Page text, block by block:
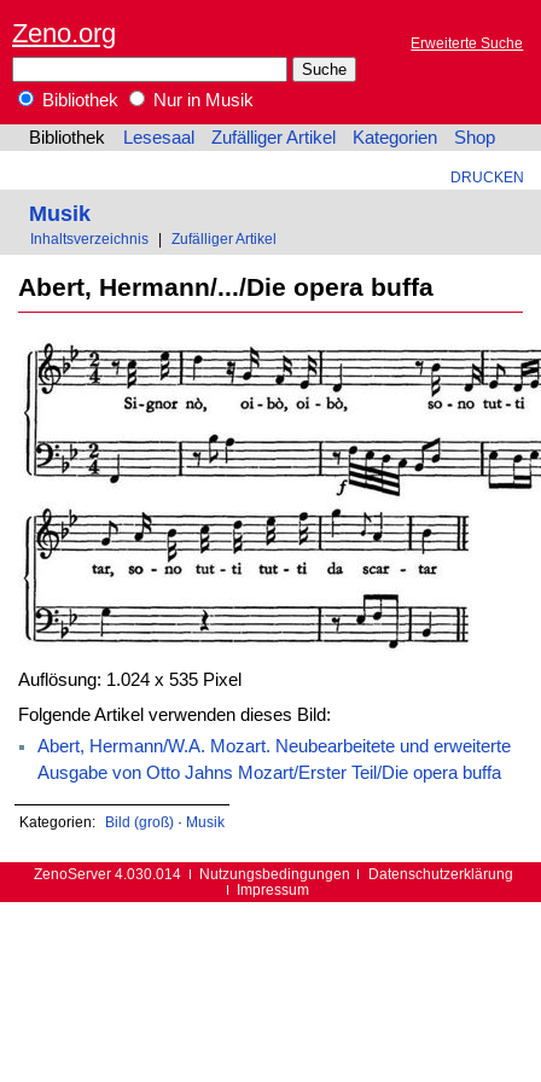
Zeno.org Erweiterte Suche
Bibliothek
Nur in Musik
Bibliothek
Lesesaal Zufälliger Artikel Kategorien Shop
DRUCKEN
Musik
Inhaltsverzeichnis Zufälliger Artikel
Abert, Hermann/.../Die opera buffa
Auflösung: 1.024 x 535 Pixel
Folgende Artikel verwenden dieses Bild:
Abert, Hermann/W.A. Mozart. Neubearbeitete und erweiterte
Ausgabe von Otto Jahns Mozart/Erster Teil/Die opera buffa
Kategorien: Bild (groß)· Musik
ZenoServer 4.030.014 Nutzungsbedingungen
Datenschutzerklärung
Impressum